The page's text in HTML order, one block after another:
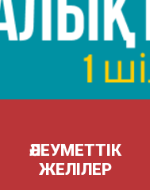
ӘЛЕУМЕТТІК
ЖЕЛІЛЕР